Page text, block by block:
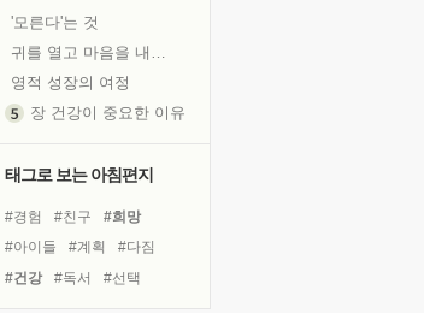
'모른다'는 것
귀를 열고 마음을 내어주고
영적 성장의 여정
장 건강이 중요한 이유
흙이 된 몸으로 출근하는 여자
태그로 보는 아침편지
#경험 #친구
#희망
#아이들
#계획
#다짐
#건강
#독서
#선택